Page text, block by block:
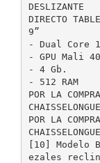
DESLIZANTE
DIRECTO
9”
- Dual Core
- GPU Mali
- 4 Gb.
- 512 RAM
POR LA
CHAISSELONGUE
POR LA
CHAISSELONGUE
[10] Modelo
ezales